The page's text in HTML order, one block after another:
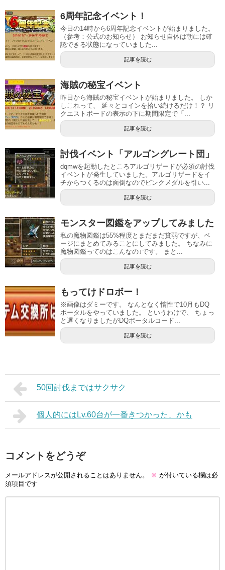
6周年記念イベント！
今日の14時から6周年記念イベントが始まりました。
（参考：公式のお知らせ） お知らせ自体は朝には確
認できる状態になっていました...
記事を読む
海賊の秘宝イベント
昨日から海賊の秘宝イベントが始まりました。 しか
しこれって、 延々とコインを拾い続けるだけ！？ リ
クエストボードの表示の下に期間限定で「...
記事を読む
討伐イベント「アルゴングレート団」
dqmwを起動したところアルゴリザードが必須の討伐
イベントが発生していました。アルゴリザードをイ
チからつくるのは面倒なのでピンクメダルを引い...
記事を読む
モンスター図鑑をアップしてみました
私の魔物図鑑は55%程度とまだまだ貧弱ですが、ペ
ージにまとめてみることにしてみました。 ちなみに
魔物図鑑ってのはこんなの↓です。 まと...
記事を読む
もってけドロボー！
※画像はダミーです。 なんとなく惰性で10月もDQ
ポータルをやっていました。 というわけで、 ちょっ
と遅くなりましたがDQポータルコード...
記事を読む
50回討伐まではサクサク
個人的にはLv.60台が一番きつかった、かも
コメントをどうぞ
メールアドレスが公開されることはありません。 ※ が付いている欄は必
須項目です